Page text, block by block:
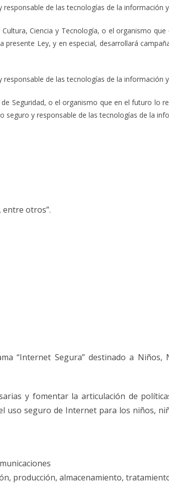
de las tecnologías de la información
Ciencia y Tecnología, o el organismo
Ley, y en especial, desarrollará
de las tecnologías de la información
Seguridad, o el organismo que en el futuro lo
y responsable de las tecnologías de la
otros”.
“Internet Segura” destinado a
y fomentar la articulación de
uso seguro de Internet para los niños,
producción, almacenamiento,